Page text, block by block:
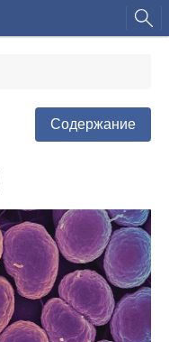
Содержание